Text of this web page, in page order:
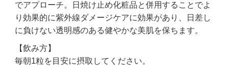
でアプローチ。日焼け止め化粧品と併用することでよ
り効果的に紫外線ダメージケアに効果があり、日差し
に負けない透明感のある健やかな美肌を保ちます。
【飲み方】
毎朝1粒を目安に摂取してください。